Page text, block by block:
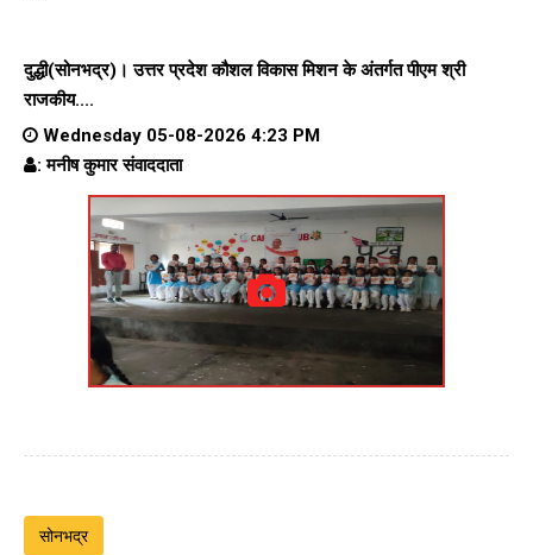
दुद्धी(सोनभद्र)। उत्तर प्रदेश कौशल विकास मिशन के अंतर्गत पीएम श्री
राजकीय....
Wednesday 05-08-2026 4:23 PM
: मनीष कुमार संवाददाता
सोनभद्र